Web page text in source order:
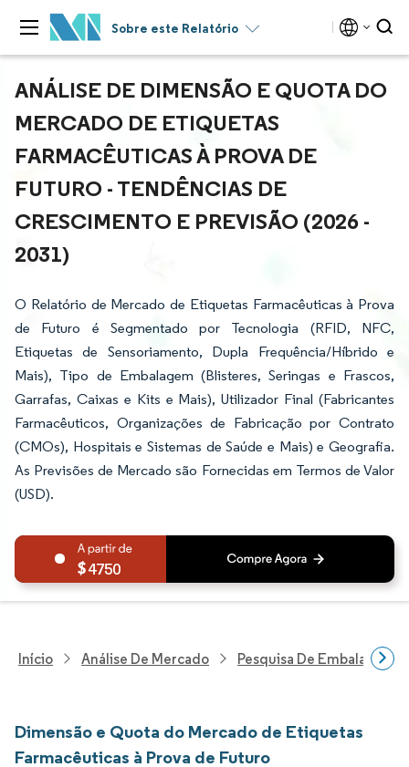
Sobre este Relatório
ANÁLISE DE DIMENSÃO E QUOTA DO
MERCADO DE ETIQUETAS
FARMACÊUTICAS À PROVA DE
FUTURO - TENDÊNCIAS DE
CRESCIMENTO E PREVISÃO (2026 -
2031)
O Relatório de Mercado de Etiquetas Farmacêuticas à Prova
de Futuro é Segmentado por Tecnologia (RFID, NFC,
Etiquetas de Sensoriamento, Dupla Frequência/Híbrido e
Mais), Tipo de Embalagem (Blisteres, Seringas e Frascos,
Garrafas, Caixas e Kits e Mais), Utilizador Final (Fabricantes
Farmacêuticos, Organizações de Fabricação por Contrato
(CMOs), Hospitais e Sistemas de Saúde e Mais) e Geografia.
As Previsões de Mercado são Fornecidas em Termos de Valor
(USD).
4750
Início Análise De Mercado Pesquisa De Embalagens
Dimensão e Quota do Mercado de Etiquetas
Farmacêuticas à Prova de Futuro